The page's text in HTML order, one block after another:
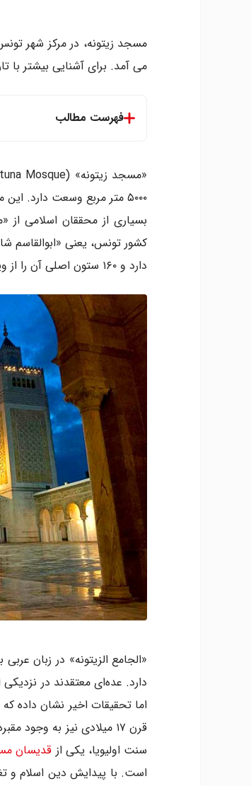
مسجد زیتونه، در مرکز شهر
می آمد. برای آشنایی بیشتر با
فهرست مطالب
«مسجد زیتونه» (Al-Zaytuna Mosque)، قدیمی‌ترین مسجد و از
۵۰۰۰ متر مربع وسعت دارد.
بسیاری از محققان اسلامی
دارد و ۱۶۰ ستون اصلی آن را از ویرانه‌های شهر قدیمی
دارد. عده‌ای معتقدند در
اما تحقیقات اخیر نشان داده
سنت اولیویا، یکی از قدیسان
است. با پیدایش دین اسلام و